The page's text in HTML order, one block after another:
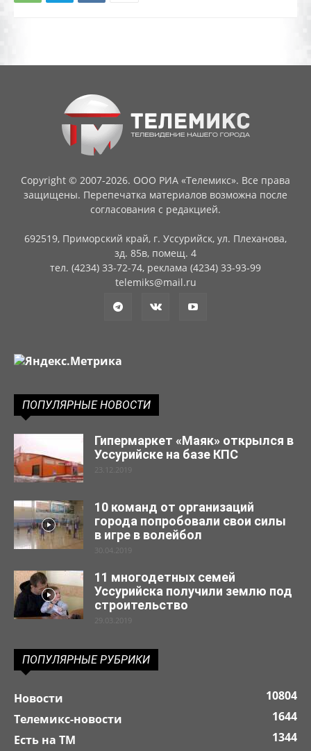
Copyright © 2007-2026. ООО РИА «Телемикс». Все права
защищены. Перепечатка материалов возможна после
согласования с редакцией.
692519, Приморский край, г. Уссурийск, ул. Плеханова,
зд. 85в, помещ. 4
тел. (4234) 33-72-74, реклама (4234) 33-93-99
telemiks@mail.ru
ПОПУЛЯРНЫЕ НОВОСТИ
Гипермаркет «Маяк» открылся в
Уссурийске на базе КПС
23.12.2019
10 команд от организаций
города попробовали свои силы
в игре в волейбол
30.04.2019
11 многодетных семей
Уссурийска получили землю под
строительство
29.03.2019
ПОПУЛЯРНЫЕ РУБРИКИ
Новости
10804
Телемикс-новости
1644
Есть на ТМ
1344